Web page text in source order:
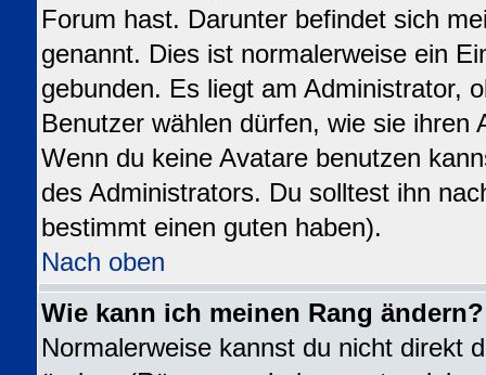
Forum hast. Darunter befindet sich
genannt. Dies ist normalerweise ein
gebunden. Es liegt am Administrator,
Benutzer wählen dürfen, wie sie ihren
Wenn du keine Avatare benutzen
des Administrators. Du solltest ihn
bestimmt einen guten haben).
Nach oben
Wie kann ich meinen Rang ändern?
Normalerweise kannst du nicht direkt